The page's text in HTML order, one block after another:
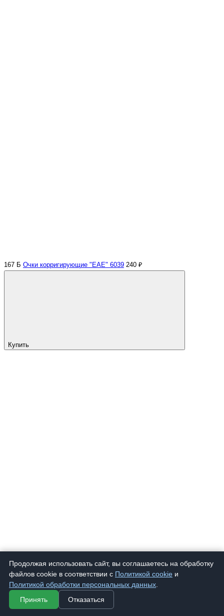
167 Б Очки корригирующие "ЕАЕ" 6039 240 ₽
Купить
ml Футляр "Молния"
Продолжая использовать сайт, вы соглашаетесь на обработку
файлов cookie в соответствии с Политикой cookie и
Политикой обработки персональных данных
Принять
Отказаться